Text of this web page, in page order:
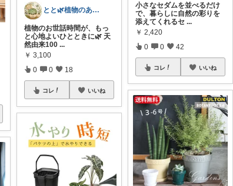
とと🌿植物のある暮らし
植物のお世話時間が、もっ
と心地よいひとときに🌿 天
然由来100 ...
￥ 3,100
0 0 18
コレ いいね
小さなセダムを並べるだけ
で、暮らしに自然の彩りを
添えてくれるセ ...
￥ 2,420
0 0 42
コレ いいね